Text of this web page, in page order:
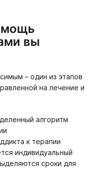
вы
– один из этапов
на лечение и
алгоритм
к терапии
индивидуальный
сроки для